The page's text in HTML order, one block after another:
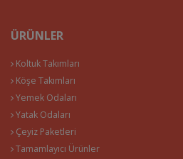
ÜRÜNLER
Koltuk Takımları
Köşe Takımları
Yemek Odaları
Yatak Odaları
Çeyiz Paketleri
Tamamlayıcı Ürünler